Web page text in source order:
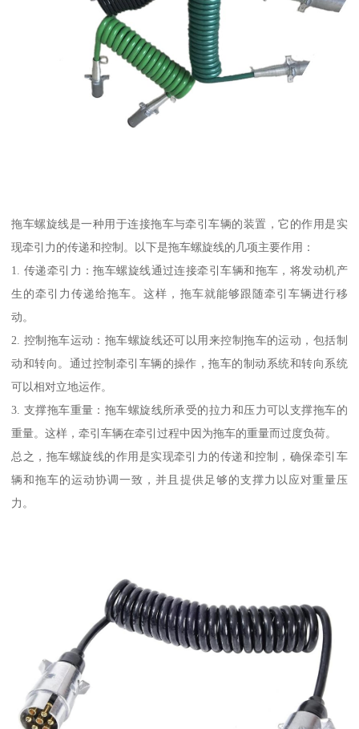
拖车螺旋线是一种用于连接拖车与牵引车辆的装置，它的作用是实
现牵引力的传递和控制。以下是拖车螺旋线的几项主要作用：
1. 传递牵引力：拖车螺旋线通过连接牵引车辆和拖车，将发动机产
生的牵引力传递给拖车。这样，拖车就能够跟随牵引车辆进行移
动。
2. 控制拖车运动：拖车螺旋线还可以用来控制拖车的运动，包括制
动和转向。通过控制牵引车辆的操作，拖车的制动系统和转向系统
可以相对立地运作。
3. 支撑拖车重量：拖车螺旋线所承受的拉力和压力可以支撑拖车的
重量。这样，牵引车辆在牵引过程中因为拖车的重量而过度负荷。
总之，拖车螺旋线的作用是实现牵引力的传递和控制，确保牵引车
辆和拖车的运动协调一致，并且提供足够的支撑力以应对重量压
力。